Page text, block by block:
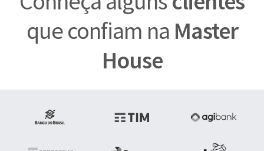
que confiam na Master
House